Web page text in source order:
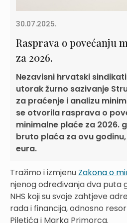
30.07.2025.
Rasprava o povećanju
za 2026.
Nezavisni hrvatski
utorak žurno sazivanje
za praćenje i analizu
se otvorila rasprava o
minimalne plaće za 2026.
bruto plaća za ovu
eura.
Tražimo i izmjenu Zakona o
njenog određivanja dva puta
NHS koji su svoje zahtjeve
rada i financija, odnosno
Piletića i Marka Primorca.